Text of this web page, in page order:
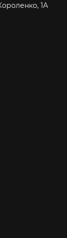
1А